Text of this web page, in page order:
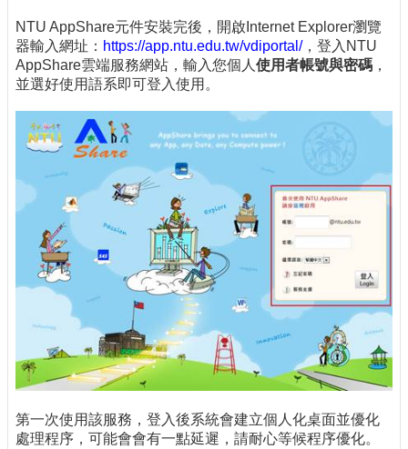
業
專
欄
NTU AppShare元件安裝完後，開啟Internet Explorer瀏覽
器輸入網址： https://app.ntu.edu.tw/vdiportal/，登入NTU
AppShare雲端服務網站，輸入您個人 使用者帳號與密碼 ，
並選好使用語系即可登入使用。
第一次使用該服務，登入後系統會建立個人化桌面並優化
處理程序，可能會會有一點延遲，請耐心等候程序優化。